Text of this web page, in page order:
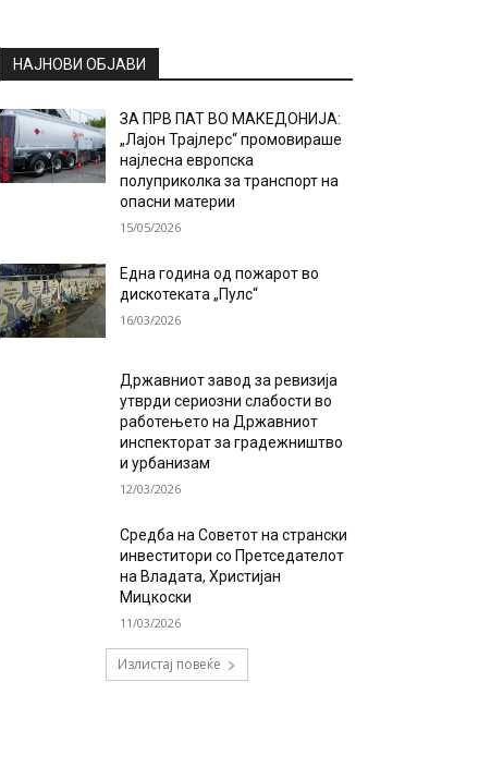
НАЈНОВИ ОБЈАВИ
ЗА ПРВ ПАТ ВО МАКЕДОНИЈА:
„Лајон Трајлерс“ промовираше
најлесна европска
полуприколка за транспорт на
опасни материи
15/05/2026
Една година од пожарот во
дискотеката „Пулс“
16/03/2026
Државниот завод за ревизија
утврди сериозни слабости во
работењето на Државниот
инспекторат за градежништво
и урбанизам
12/03/2026
Средба на Советот на странски
инвеститори со Претседателот
на Владата, Христијан
Мицкоски
11/03/2026
Излистај повеќе